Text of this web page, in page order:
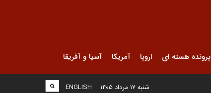
پرونده هسته ای اروپا آمریکا آسیا و آفریقا
ENGLISH شنبه ۱۷ مرداد ۱۴۰۵